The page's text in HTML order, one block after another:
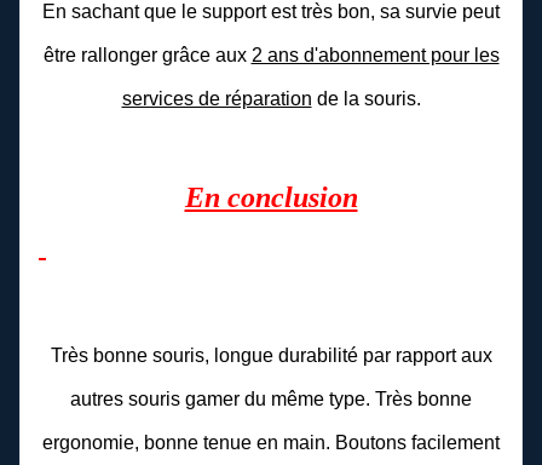
En sachant que le support est très bon, sa survie peut
être rallonger grâce aux 2 ans d'abonnement pour les
services de réparation de la souris.
En conclusion
Très bonne souris, longue durabilité par rapport aux
autres souris gamer du même type. Très bonne
ergonomie, bonne tenue en main. Boutons facilement